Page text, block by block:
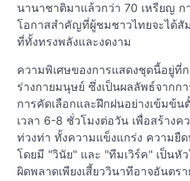
นานาชาติมาแล้วกว่า 70 เหรียญ ก
โอกาสสำคัญที่ผู้ชมชาวไทยจะได้สั
ที่ทั้งทรงพลังและงดงาม
ความพิเศษของการแสดงชุดนี้อยู่ที่
ร่างกายมนุษย์ ซึ่งเป็นผลลัพธ์จาก
การคัดเลือกและฝึกฝนอย่างเข้มข้น
เวลา 6-8 ชั่วโมงต่อวัน เพื่อสร้าง
ท่วงท่า ทั้งความแข็งแกร่ง ความยื
โดยมี "วินัย" และ "ทีมเวิร์ค" เป็นหั
ผิดพลาดเพียงเสี้ยววินาทีอาจอันตร